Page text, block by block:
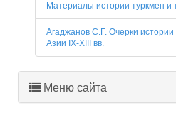
Материалы истории туркмен и
Агаджанов С.Г. Очерки
Азии IX-XIII вв.
Меню сайта